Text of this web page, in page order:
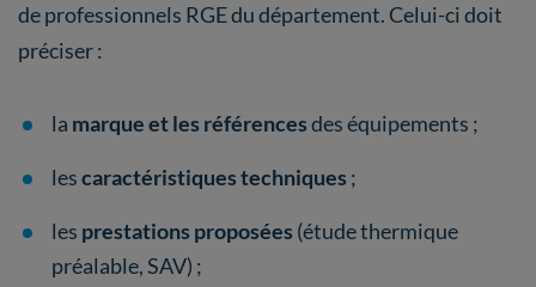
de professionnels RGE du département. Celui-ci doit
préciser :
la marque et les référencesdes équipements ;
lescaractéristiques techniques ;
les prestations proposées (étude thermique
préalable, SAV) ;